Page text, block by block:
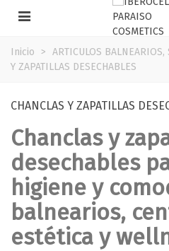
Inicio > ARTICULOS BALNEARIOS,
Y ZAPATILLAS DESECHABLES
CHANCLAS Y ZAPATILLAS
Chanclas y
desechables
higiene y
balnearios,
estética y